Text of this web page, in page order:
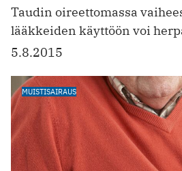
Taudin oireettomassa
lääkkeiden käyttöön voi
5.8.2015
MUISTISAIRAUS